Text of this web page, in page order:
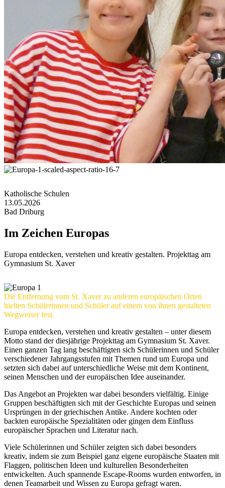
Katholische Schulen
13.05.2026
Bad Driburg
Im Zeichen Europas
Europa entdecken, verstehen und kreativ gestalten. Projekttag am
Gymnasium St. Xaver
Die Entfernung vom St. Xaver zu anderen europäischen Orten
hielten Schülerinnen und Schüler auf einem von ihnen gestalteten
Wegweiser fest.
Europa entdecken, verstehen und kreativ gestalten – unter diesem
Motto stand der diesjährige Projekttag am Gymnasium St. Xaver.
Einen ganzen Tag lang beschäftigten sich Schülerinnen und Schüler
verschiedener Jahrgangsstufen mit Themen rund um Europa und
setzten sich dabei auf unterschiedliche Weise mit dem Kontinent,
seinen Menschen und der europäischen Idee auseinander.
Das Angebot an Projekten war dabei besonders vielfältig. Einige
Gruppen beschäftigten sich mit der Geschichte Europas und seinen
Ursprüngen in der griechischen Antike. Andere kochten oder
backten europäische Spezialitäten oder gingen dem Einfluss
europäischer Sprachen und Literatur nach.
Viele Schülerinnen und Schüler zeigten sich dabei besonders
kreativ, indem sie zum Beispiel ganz eigene europäische Staaten mit
Flaggen, politischen Ideen und kulturellen Besonderheiten
entwickelten. Auch spannende Escape-Rooms wurden entworfen, in
denen Teamarbeit und Wissen zu Europa gefragt waren.